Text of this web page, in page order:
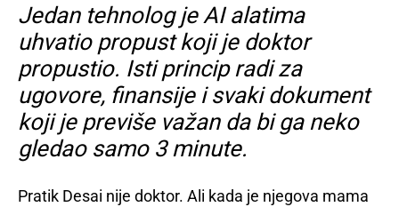
Jedan tehnolog je AI alatima
uhvatio propust koji je doktor
propustio. Isti princip radi za
ugovore, finansije i svaki dokument
koji je previše važan da bi ga neko
gledao samo 3 minute.
Pratik Desai nije doktor. Ali kada je njegova mama